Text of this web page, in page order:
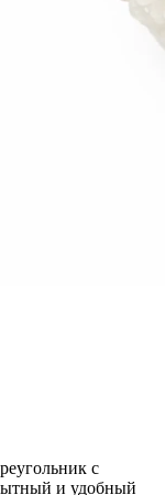
с
и удобный